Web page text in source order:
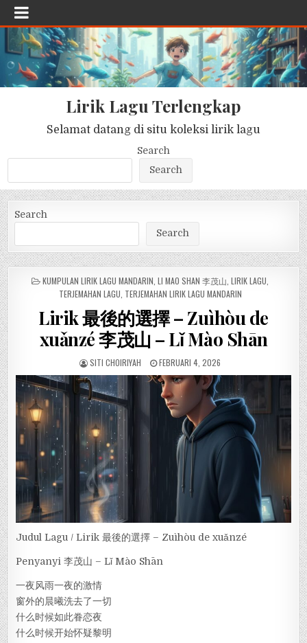
Lirik Lagu Terlengkap
Selamat datang di situ koleksi lirik lagu
Search
Search
Search
Search
POSTED
KUMPULAN LIRIK LAGU MANDARIN LI MAO SHAN 李茂山 LIRIK LAGU
TERJEMAHAN LAGU TERJEMAHAN LIRIK LAGU MANDARIN
Lirik 最後的選擇 – Zuìhòu de
xuǎnzé 李茂山 – Lǐ Mào Shān
SITI CHOIRIYAH FEBRUARI 4, 2026
Judul Lagu / Lirik 最後的選擇 – Zuìhòu de xuǎnzé
Penyanyi 李茂山 – Lǐ Mào Shān
一夜风雨一夜的激情
窗外的晨曦洗去了一切
什么时候如此眷恋夜
什么时候开始怀疑黎明